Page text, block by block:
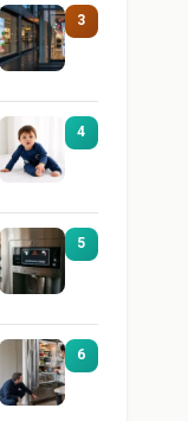
3
4
5
6